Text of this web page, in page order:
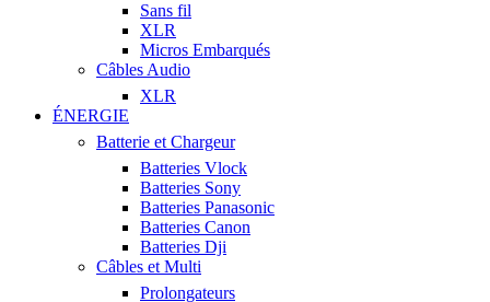
Sans fil
XLR
Micros Embarqués
Câbles Audio
XLR
ÉNERGIE
Batterie et Chargeur
Batteries Vlock
Batteries Sony
Batteries Panasonic
Batteries Canon
Batteries Dji
Câbles et Multi
Prolongateurs